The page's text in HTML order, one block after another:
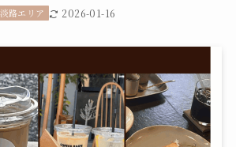
淡路エリア 2026-01-16